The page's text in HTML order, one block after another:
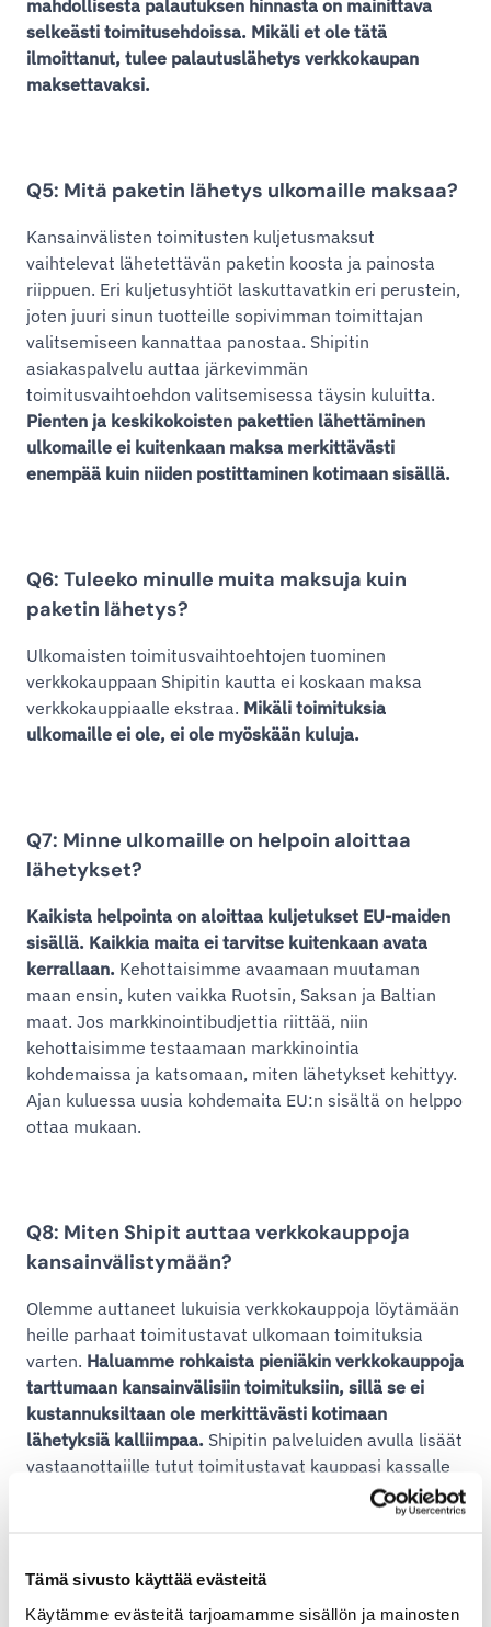
Tämä sivusto käyttää evästeitä
Käytämme evästeitä tarjoamamme sisällön ja mainosten
mahdollisesta palautuksen hinnasta on mainittava
selkeästi toimitusehdoissa. Mikäli et ole tätä
ilmoittanut, tulee palautuslähetys verkkokaupan
maksettavaksi.
Q5: Mitä paketin lähetys ulkomaille maksaa?
Kansainvälisten toimitusten kuljetusmaksut
vaihtelevat lähetettävän paketin koosta ja painosta
riippuen. Eri kuljetusyhtiöt laskuttavatkin eri perustein,
joten juuri sinun tuotteille sopivimman toimittajan
valitsemiseen kannattaa panostaa. Shipitin
asiakaspalvelu auttaa järkevimmän
toimitusvaihtoehdon valitsemisessa täysin kuluitta.
Pienten ja keskikokoisten pakettien lähettäminen
ulkomaille ei kuitenkaan maksa merkittävästi
enempää kuin niiden postittaminen kotimaan sisällä.
Q6: Tuleeko minulle muita maksuja kuin
paketin lähetys?
Ulkomaisten toimitusvaihtoehtojen tuominen
verkkokauppaan Shipitin kautta ei koskaan maksa
verkkokauppiaalle ekstraa. Mikäli toimituksia
ulkomaille ei ole, ei ole myöskään kuluja.
Q7: Minne ulkomaille on helpoin aloittaa
lähetykset?
Kaikista helpointa on aloittaa kuljetukset EU-maiden
sisällä. Kaikkia maita ei tarvitse kuitenkaan avata
kerrallaan. Kehottaisimme avaamaan muutaman
maan ensin, kuten vaikka Ruotsin, Saksan ja Baltian
maat. Jos markkinointibudjettia riittää, niin
kehottaisimme testaamaan markkinointia
kohdemaissa ja katsomaan, miten lähetykset kehittyy.
Ajan kuluessa uusia kohdemaita EU:n sisältä on helppo
ottaa mukaan.
Q8: Miten Shipit auttaa verkkokauppoja
kansainvälistymään?
Olemme auttaneet lukuisia verkkokauppoja löytämään
heille parhaat toimitustavat ulkomaan toimituksia
varten. Haluamme rohkaista pieniäkin verkkokauppoja
tarttumaan kansainvälisiin toimituksiin, sillä se ei
kustannuksiltaan ole merkittävästi kotimaan
lähetyksiä kalliimpaa. Shipitin palveluiden avulla lisäät
vastaanottajille tutut toimitustavat kauppasi kassalle
ja nostat samalla kaupan konversiota. Sopivimpien